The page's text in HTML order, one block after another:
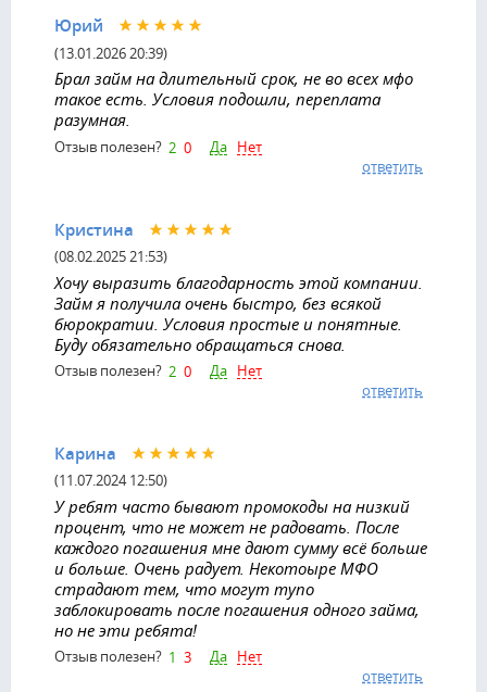
Юрий
(13.01.2026 20:39)
Брал займ на длительный срок, не во всех мфо
такое есть. Условия подошли, переплата
разумная.
Отзыв полезен? 2 0 Да Нет
ответить
Кристина
(08.02.2025 21:53)
Хочу выразить благодарность этой компании.
Займ я получила очень быстро, без всякой
бюрократии. Условия простые и понятные.
Буду обязательно обращаться снова.
Отзыв полезен? 2 0 Да Нет
ответить
Карина
(11.07.2024 12:50)
У ребят часто бывают промокоды на низкий
процент, что не может не радовать. После
каждого погашения мне дают сумму всё больше
и больше. Очень радует. Некотоыре МФО
страдают тем, что могут тупо
заблокировать после погашения одного займа,
но не эти ребята!
Отзыв полезен? 1 3 Да Нет
ответить